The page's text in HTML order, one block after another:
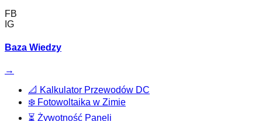
FB
IG
Baza Wiedzy
→
📐 Kalkulator Przewodów DC
❄️ Fotowoltaika w Zimie
⏳ Żywotność Paneli